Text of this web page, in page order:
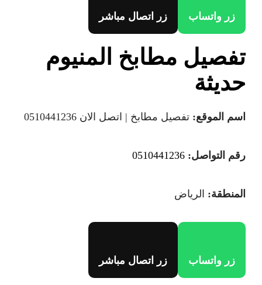
زر واتساب زر اتصال مباشر
تفصيل مطابخ المنيوم
حديثة
اسم الموقع: تفصيل مطابخ | اتصل الان 0510441236
رقم التواصل: 0510441236
المنطقة: الرياض
زر واتساب زر اتصال مباشر